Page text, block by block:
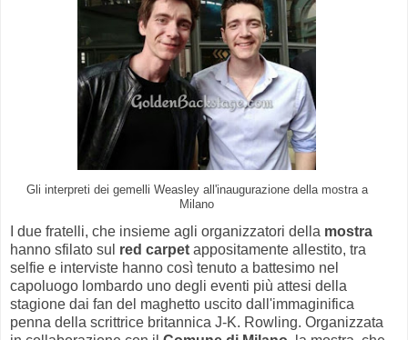
Gli interpreti dei gemelli Weasley all'inaugurazione della mostra a
Milano
I due fratelli, che insieme agli organizzatori della mostra
hanno sfilato sul red carpet appositamente allestito, tra
selfie e interviste hanno così tenuto a battesimo nel
capoluogo lombardo uno degli eventi più attesi della
stagione dai fan del maghetto uscito dall'immaginifica
penna della scrittrice britannica J-K. Rowling. Organizzata